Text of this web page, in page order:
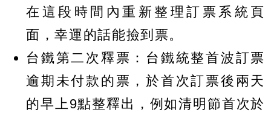
在這段時間內重新整理訂票系統頁
面，幸運的話能撿到票。
台鐵第二次釋票：台鐵統整首波訂票
逾期未付款的票，於首次訂票後兩天
的早上9點整釋出，例如清明節首次於